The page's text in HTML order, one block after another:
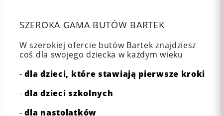
SZEROKA GAMA BUTÓW BARTEK
W szerokiej ofercie butów Bartek znajdziesz
coś dla swojego dziecka w każdym wieku
-dla dzieci, które stawiają pierwsze kroki
- dla dzieci szkolnych
-dla nastolatków